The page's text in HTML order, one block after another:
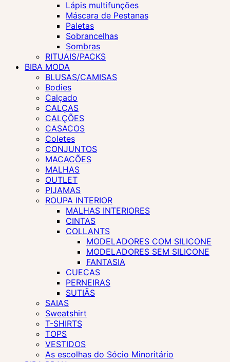
Lápis multifunções
Máscara de Pestanas
Paletas
Sobrancelhas
Sombras
RITUAIS/PACKS
BIBA MODA
BLUSAS/CAMISAS
Bodies
Calçado
CALÇAS
CALÇÕES
CASACOS
Coletes
CONJUNTOS
MACACÕES
MALHAS
OUTLET
PIJAMAS
ROUPA INTERIOR
MALHAS INTERIORES
CINTAS
COLLANTS
MODELADORES COM SILICONE
MODELADORES SEM SILICONE
FANTASIA
CUECAS
PERNEIRAS
SUTIÃS
SAIAS
Sweatshirt
T-SHIRTS
TOPS
VESTIDOS
As escolhas do Sócio Minoritário